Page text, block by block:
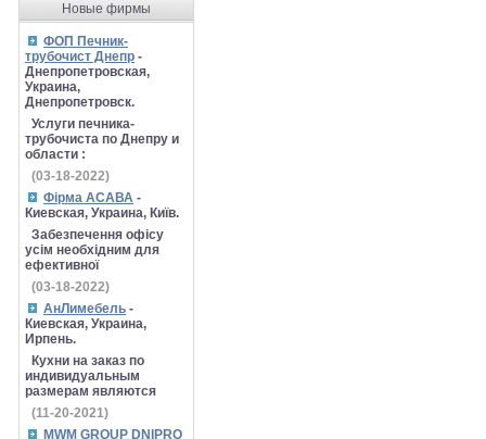
Новые фирмы
ФОП Печник-
трубочист Днепр -
Днепропетровская,
Украина,
Днепропетровск.
Услуги печника-
трубочиста по Днепру и
области :
(03-18-2022)
Фірма АСАВА -
Киевская, Украина, Київ.
Забезпечення офісу
усім необхідним для
ефективної
(03-18-2022)
АнЛимебель -
Киевская, Украина,
Ирпень.
Кухни на заказ по
индивидуальным
размерам являются
(11-20-2021)
MWM GROUP DNIPRO